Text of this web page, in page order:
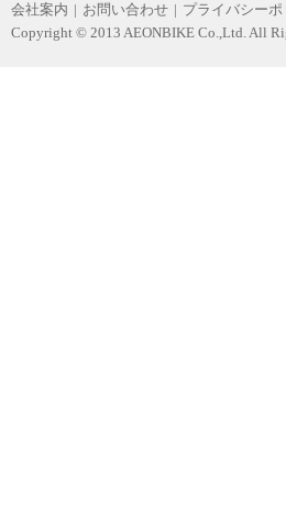
会社案内 | お問い合わせ | プライバシーポ
Copyright © 2013 AEONBIKE Co.,Ltd. All